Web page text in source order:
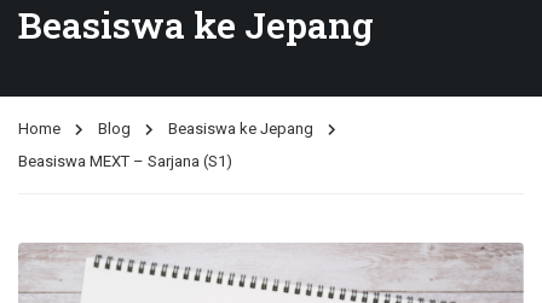
Beasiswa ke Jepang
Home Blog
Beasiswa ke Jepang
Beasiswa MEXT – Sarjana (S1)